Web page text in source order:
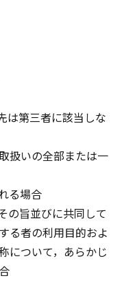
は第三者に該当しな
扱いの全部または一
る場合
の旨並びに共同して
る者の利用目的およ
について，あらかじ